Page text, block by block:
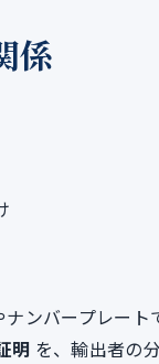
係
ンバープレート
明 を、輸出者の